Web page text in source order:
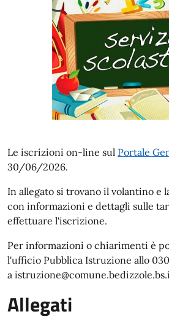
Le iscrizioni on-line sul Portale
30/06/2026.
In allegato si trovano il volantino e
con informazioni e dettagli sulle
effettuare l'iscrizione.
Per informazioni o chiarimenti è
l'ufficio Pubblica Istruzione allo
a
Allegati